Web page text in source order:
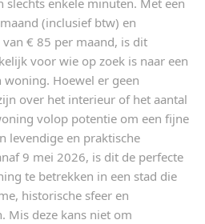
slechts enkele minuten. Met een
(inclusief btw) en
€ 85 per maand, is dit
voor wie op zoek is naar een
Hoewel er geen
over het interieur of het aantal
volop potentie om een fijne
levendige en praktische
9 mei 2026, is dit de perfecte
te betrekken in een stad die
historische sfeer en
Mis deze kans niet om